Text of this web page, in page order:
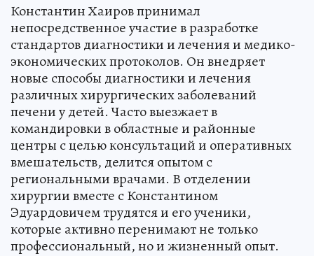
Константин Хаиров принимал
непосредственное участие в разработке
стандартов диагностики и лечения и медико-
экономических протоколов. Он внедряет
новые способы диагностики и лечения
различных хирургических заболеваний
печени у детей. Часто выезжает в
командировки в областные и районные
центры с целью консультаций и оперативных
вмешательств, делится опытом с
региональными врачами. В отделении
хирургии вместе с Константином
Эдуардовичем трудятся и его ученики,
которые активно перенимают не только
профессиональный, но и жизненный опыт.